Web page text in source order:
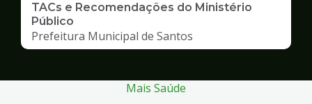
TACs e Recomendações do Ministério
Público
Prefeitura Municipal de Santos
Mais Saúde